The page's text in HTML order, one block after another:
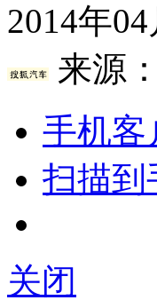
2014年
来源：
手机客
扫描到
关闭